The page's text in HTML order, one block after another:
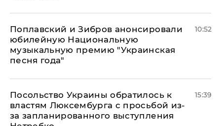
Поплавский и Зибров анонсировали
юбилейную Национальную
музыкальную премию "Украинская
песня года"
10:52
Посольство Украины обратилось к
властям Люксембурга с просьбой из-
за запланированного выступления
15:39